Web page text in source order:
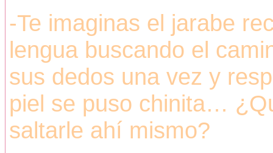
-Te imaginas el jarabe
lengua buscando el
sus dedos una vez y
piel se puso chinita…
saltarle ahí mismo?